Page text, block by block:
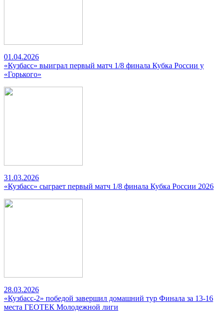
01.04.2026
«Кузбасс» выиграл первый матч 1/8 финала Кубка России у
«Горького»
31.03.2026
«Кузбасс» сыграет первый матч 1/8 финала Кубка России 2026
28.03.2026
«Кузбасс-2» победой завершил домашний тур Финала за 13-16
места ГЕОТЕК Молодежной лиги